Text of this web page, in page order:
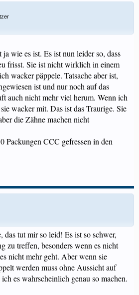
wie es ist. Es ist nun leider so, dass
frisst. Sie ist nicht wirklich in einem
wacker päppele. Tatsache aber ist,
ist und nur noch auf das
auch nicht mehr viel herum. Wenn ich
wacker mit. Das ist das Traurige. Sie
die Zähne machen nicht
Packungen CCC gefressen in den
das tut mir so leid! Es ist so schwer,
zu treffen, besonders wenn es nicht
nicht mehr geht. Aber wenn sie
werden muss ohne Aussicht auf
es wahrscheinlich genau so machen.